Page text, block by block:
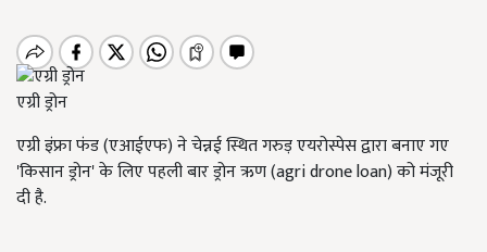
एग्री ड्रोन
एग्री इंफ्रा फंड (एआईएफ) ने चेन्नई स्थित गरुड़ एयरोस्पेस द्वारा बनाए गए
'किसान ड्रोन' के लिए पहली बार ड्रोन ऋण (agri drone loan) को मंजूरी
दी है.